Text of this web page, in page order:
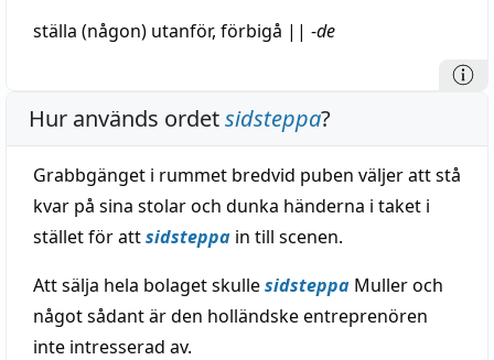
ställa (någon) utanför, förbigå || -de
Hur används ordetsidsteppa?
Grabbgänget i rummet bredvid puben väljer att stå
kvar på sina stolar och dunka händerna i taket i
stället för attsidsteppa in till scenen.
Att sälja hela bolaget skullesidsteppa Muller och
något sådant är den holländske entreprenören
inte intresserad av.